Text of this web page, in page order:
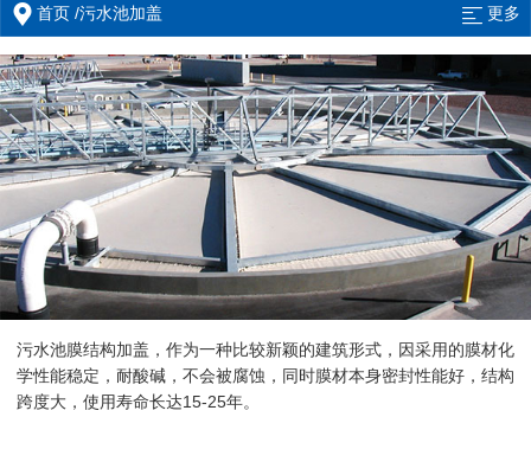
首页 /污水池加盖 更多
污水池膜结构加盖，作为一种比较新颖的建筑形式，因采用的膜材化
学性能稳定，耐酸碱，不会被腐蚀，同时膜材本身密封性能好，结构
跨度大，使用寿命长达15-25年。